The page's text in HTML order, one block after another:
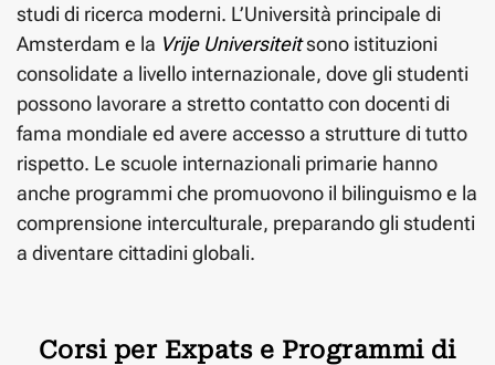
studi di ricerca moderni. L’Università principale di
Amsterdam e la Vrije Universiteitsono istituzioni
consolidate a livello internazionale, dove gli studenti
possono lavorare a stretto contatto con docenti di
fama mondiale ed avere accesso a strutture di tutto
rispetto. Le scuole internazionali primarie hanno
anche programmi che promuovono il bilinguismo e la
comprensione interculturale, preparando gli studenti
a diventare cittadini globali.
Corsi per Expats e Programmi di